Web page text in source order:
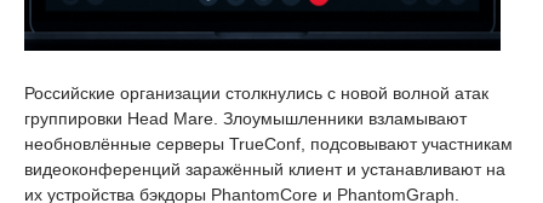
Российские организации столкнулись с новой волной атак
группировки Head Mare. Злоумышленники взламывают
необновлённые серверы TrueConf, подсовывают участникам
видеоконференций заражённый клиент и устанавливают на
их устройства бэкдоры PhantomCore и PhantomGraph.